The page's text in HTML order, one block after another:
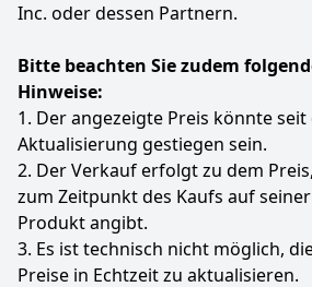
Inc. oder dessen Partnern.
Bitte beachten Sie zudem
Hinweise:
1. Der angezeigte Preis könnte
Aktualisierung gestiegen sein.
2. Der Verkauf erfolgt zu dem
zum Zeitpunkt des Kaufs auf
Produkt angibt.
3. Es ist technisch nicht möglich,
Preise in Echtzeit zu aktualisieren.